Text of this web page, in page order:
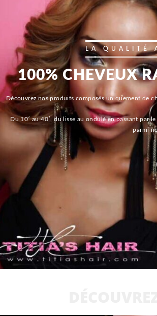
LA QUALITÉ
100% CHEVEUX
Découvrez nos produits composés uniquement de
Du 10′ au 40′, du lisse au ondulé en passant par
parmi